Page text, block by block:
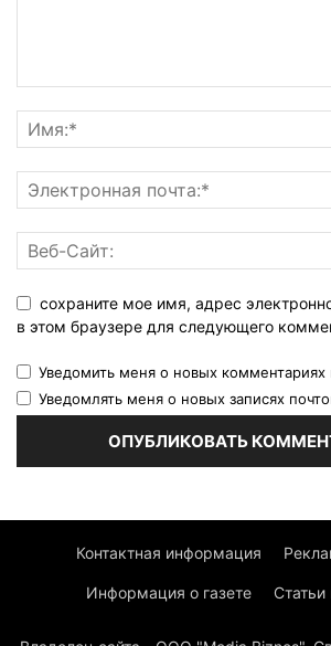
сохраните мое имя, адрес
в этом браузере для следующего
Уведомить меня о новых комментариях
Уведомлять меня о новых записях
Контактная информация
Информация о газете Статьи